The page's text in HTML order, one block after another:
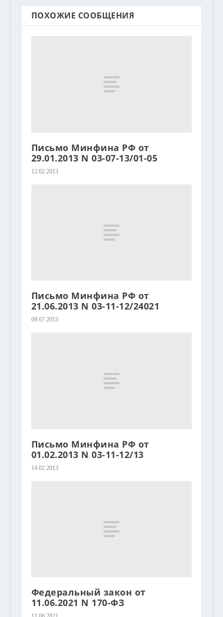
ПОХОЖИЕ СООБЩЕНИЯ
Письмо Минфина РФ от
29.01.2013 N 03-07-13/01-05
12.02.2013
Письмо Минфина РФ от
21.06.2013 N 03-11-12/24021
09.07.2013
Письмо Минфина РФ от
01.02.2013 N 03-11-12/13
14.02.2013
Федеральный закон от
11.06.2021 N 170-ФЗ